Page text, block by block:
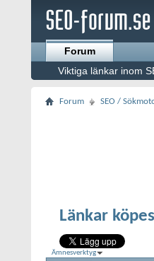
Forum
Viktiga länkar inom
Forum SEO /
Länkar
Ämnesverktyg